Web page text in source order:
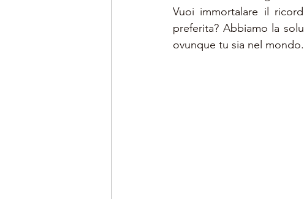
Vuoi immortalare il
preferita? Abbiamo la
ovunque tu sia nel mondo.